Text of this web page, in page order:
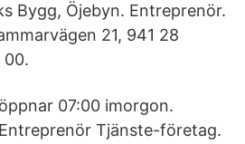
Bygg, Öjebyn. Entreprenör.
21, 941 28
00.
öppnar 07:00 imorgon.
Entreprenör Tjänste-företag.